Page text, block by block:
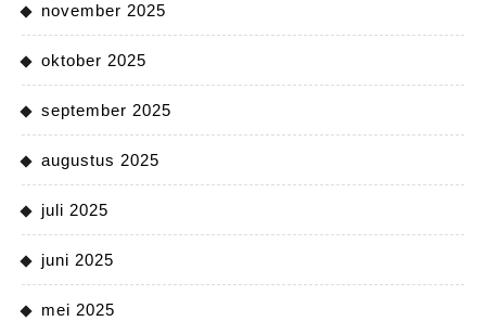
november 2025
oktober 2025
september 2025
augustus 2025
juli 2025
juni 2025
mei 2025